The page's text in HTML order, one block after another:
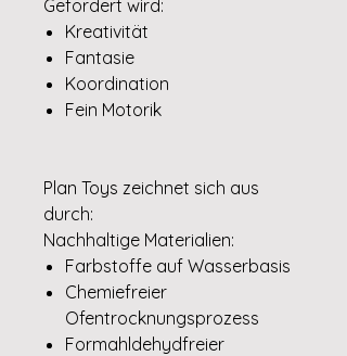
Gefördert wird:
Kreativität
Fantasie
Koordination
Fein Motorik
Plan Toys zeichnet sich aus
durch:
Nachhaltige Materialien:
Farbstoffe auf Wasserbasis
Chemiefreier
Ofentrocknungsprozess
Formahldehydfreier